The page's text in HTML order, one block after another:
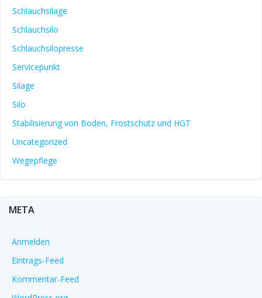
Schlauchsilage
Schlauchsilo
Schlauchsilopresse
Servicepunkt
Silage
Silo
Stabilisierung von Boden, Frostschutz und HGT
Uncategorized
Wegepflege
META
Anmelden
Eintrags-Feed
Kommentar-Feed